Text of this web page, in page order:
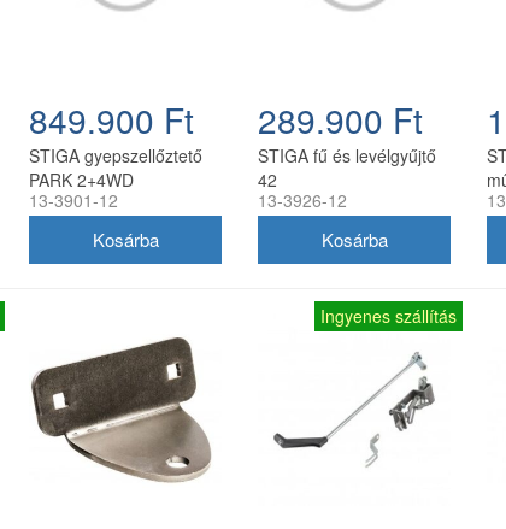
849.900 Ft
STIGA gyepszellőztető
PARK 2+4WD
frontkaszás fűnyíró
magasság állítással)
13-3901-12
289.900 Ft
STIGA fű és levélgyűjtő
42
13-3926-12
Ingyenes szállítás